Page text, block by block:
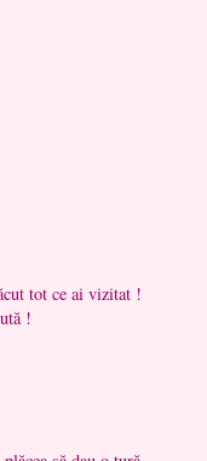
tot ce ai vizitat !
!